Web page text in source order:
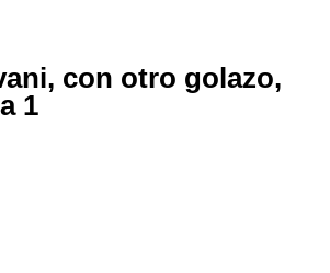
con otro golazo,
1